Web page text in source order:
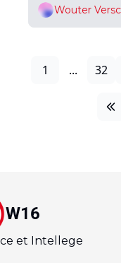
Wouter
1 ... 32
W16
et Intellege